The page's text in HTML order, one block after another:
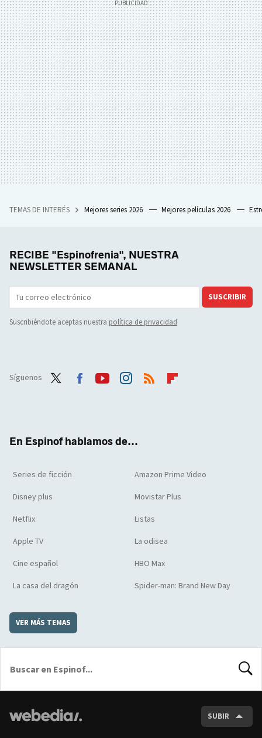
TEMAS DE INTERÉS Mejores series 2026 Mejores películas 2026
RECIBE "Espinofrenia", NUESTRA
NEWSLETTER SEMANAL
SUSCRIBIR
Suscribiéndote aceptas nuestra política de privacidad
Síguenos
En Espinof hablamos de...
Series de ficción Amazon Prime Video
Disney plus Movistar Plus
Netflix Listas
Apple TV La odisea
Cine español HBO Max
La casa del dragón Spider-man: Brand New Day
VER MÁS TEMAS
SUBIR